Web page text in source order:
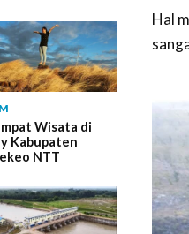
Wisata di
Kabupaten
NTT
Hal